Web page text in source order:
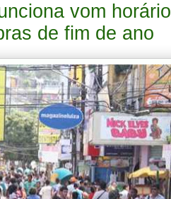
vom horário
de fim de ano